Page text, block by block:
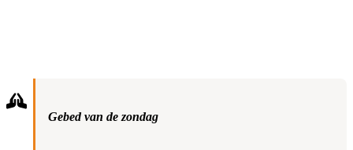
Gebed van de zondag